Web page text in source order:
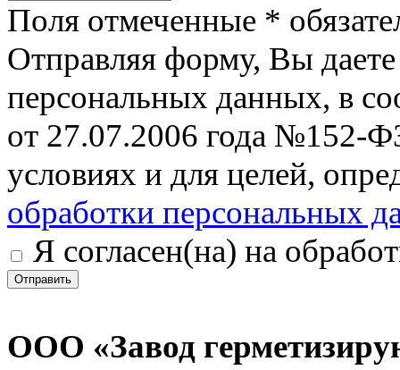
Поля отмеченные *
Отправляя форму, Вы даете
персональных данных, в
от 27.07.2006 года №152-
условиях и для целей,
обработки персональных
Я согласен(на) на
Отправить
ООО «Завод